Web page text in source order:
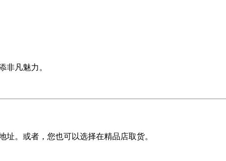
非凡魅力。
。或者，您也可以选择在精品店取货。